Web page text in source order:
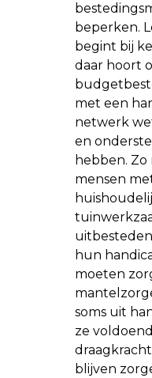
beperken.
begint bij
daar hoort
met een
netwerk
en
hebben.
mensen
hun
moeten
soms uit
ze
blijven